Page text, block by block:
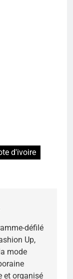
d'ivoire
défilé
Up,
mode
et organisé